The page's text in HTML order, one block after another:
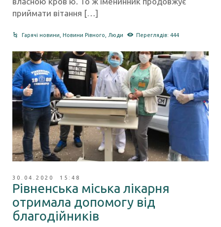
приймати вітання […]
Гарячі новини Новини Рівного Люди Переглядів: 444
30.04.2020 15:48
Рівненська міська лікарня
отримала допомогу від
благодійників